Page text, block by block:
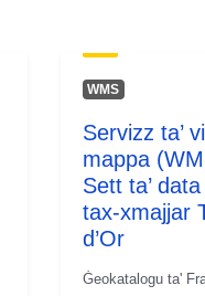
WMS
Servizz ta’
mappa
Sett ta’
tax-xmajjar
d’Or
Ġeokatalogu ta'